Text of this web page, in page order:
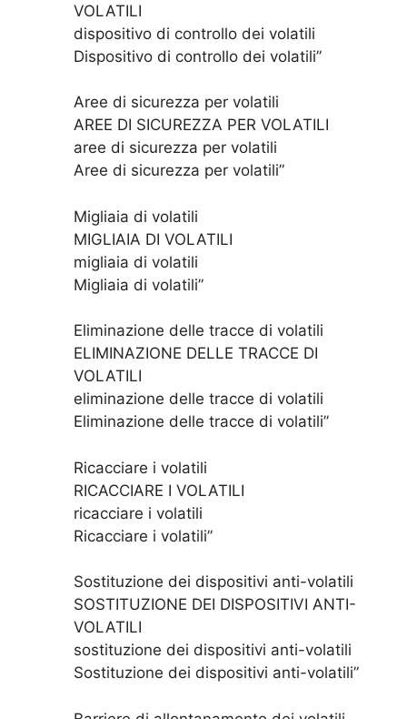
VOLATILI
dispositivo di controllo dei volatili
Dispositivo di controllo dei volatili”
Aree di sicurezza per volatili
AREE DI SICUREZZA PER VOLATILI
aree di sicurezza per volatili
Aree di sicurezza per volatili”
Migliaia di volatili
MIGLIAIA DI VOLATILI
migliaia di volatili
Migliaia di volatili”
Eliminazione delle tracce di volatili
ELIMINAZIONE DELLE TRACCE DI
VOLATILI
eliminazione delle tracce di volatili
Eliminazione delle tracce di volatili”
Ricacciare i volatili
RICACCIARE I VOLATILI
ricacciare i volatili
Ricacciare i volatili”
Sostituzione dei dispositivi anti-volatili
SOSTITUZIONE DEI DISPOSITIVI ANTI-
VOLATILI
sostituzione dei dispositivi anti-volatili
Sostituzione dei dispositivi anti-volatili”